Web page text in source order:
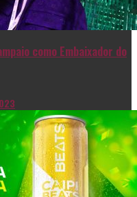
como Embaixador do